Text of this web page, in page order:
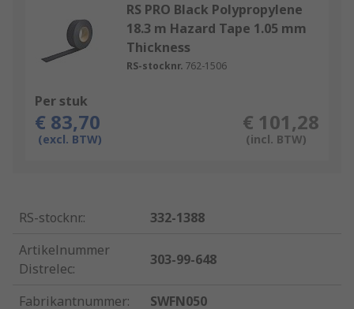
RS PRO Black Polypropylene
18.3 m Hazard Tape 1.05 mm
Thickness
RS-stocknr. 762-1506
Per stuk
€ 83,70
(excl. BTW)
€ 101,28
(incl. BTW)
RS-stocknr.:
332-1388
Artikelnummer
Distrelec:
303-99-648
Fabrikantnummer:
SWFN050